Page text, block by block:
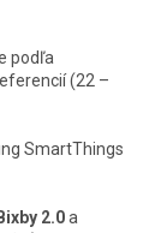
podľa
(22 –
SmartThings
Bixby 2.0a